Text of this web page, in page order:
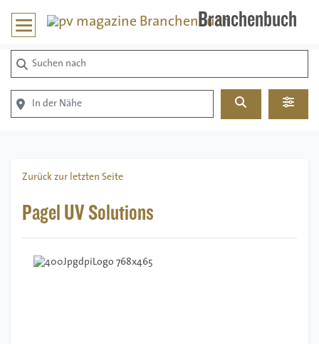
Branchenbuch
Suchen nach
In der Nähe
Zurück zur letzten Seite
Pagel UV Solutions